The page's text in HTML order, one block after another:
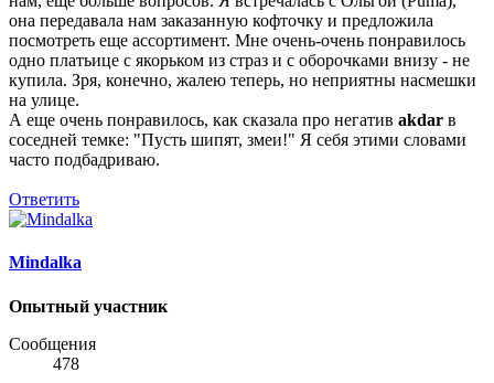
она передавала нам заказанную кофточку и предложила
посмотреть еще ассортимент. Мне очень-очень понравилось
одно платьице с якорьком из страз и с оборочками внизу - не
купила. Зря, конечно, жалею теперь, но неприятны насмешки
на улице.
А еще очень понравилось, как сказала про негатив akdar в
соседней темке: "Пусть шипят, змеи!" Я себя этими словами
часто подбадриваю.
Ответить
Mindalka
Опытный участник
Сообщения
478